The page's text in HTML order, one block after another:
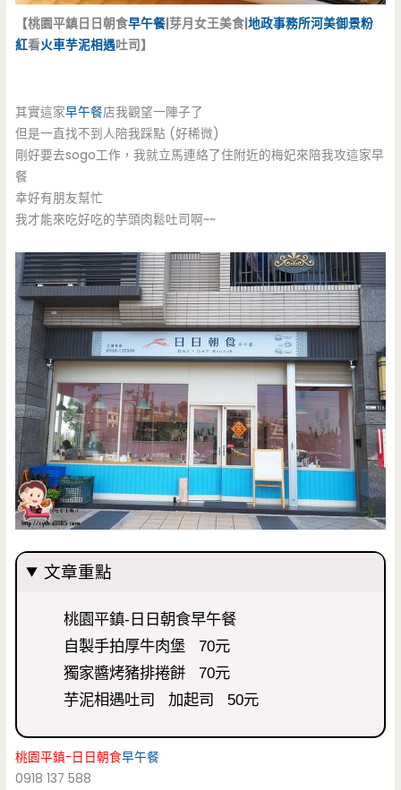
【桃園平鎮日日朝食早午餐|芽月女王美食|地政事務所河美御景粉
紅看火車芋泥相遇吐司】
其實這家早午餐店我觀望一陣子了
但是一直找不到人陪我踩點 (好稀微)
剛好要去sogo工作，我就立馬連絡了住附近的梅妃來陪我攻這家早
餐
幸好有朋友幫忙
我才能來吃好吃的芋頭肉鬆吐司啊~~
文章重點
桃園平鎮-日日朝食早午餐
自製手拍厚牛肉堡 70元
獨家醬烤豬排捲餅 70元
芋泥相遇吐司 加起司 50元
桃園平鎮-日日朝食早午餐
0918 137 588